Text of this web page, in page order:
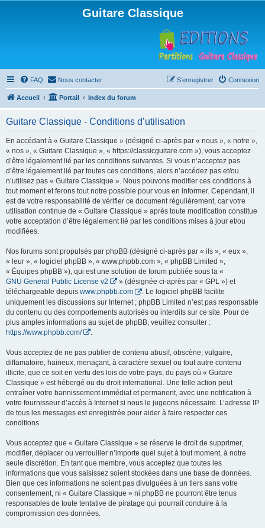
Guitare Classique
FAQ Nous contacter Connexion
S’enregistrer
Accueil Portail Index du forum
Guitare Classique - Conditions d’utilisation
En accédant à « Guitare Classique » (désigné ci-après par « nous », « notre »,
« nos », « Guitare Classique », « https://classicguitare.com »), vous acceptez
d’être légalement lié par les conditions suivantes. Si vous n’acceptez pas
d’être légalement lié par toutes ces conditions, alors n’accédez pas et/ou
n’utilisez pas « Guitare Classique ». Nous pouvons modifier ces conditions à
tout moment et ferons tout notre possible pour vous en informer. Cependant, il
est de votre responsabilité de vérifier ce document régulièrement, car votre
utilisation continue de « Guitare Classique » après toute modification constitue
votre acceptation d’être légalement lié par les conditions mises à jour et/ou
modifiées.
Nos forums sont propulsés par phpBB (désigné ci-après par « ils », « eux »,
« leur », « logiciel phpBB », « www.phpbb.com », « phpBB Limited »,
« Équipes phpBB »), qui est une solution de forum publiée sous la «
GNU General Public License v2
» (désignée ci-après par « GPL ») et
téléchargeable depuis www.phpbb.com
. Le logiciel phpBB facilite
uniquement les discussions sur Internet ; phpBB Limited n’est pas responsable
du contenu ou des comportements autorisés ou interdits sur ce site. Pour de
plus amples informations au sujet de phpBB, veuillez consulter :
https://www.phpbb.com/
Vous acceptez de ne pas publier de contenu abusif, obscène, vulgaire,
diffamatoire, haineux, menaçant, à caractère sexuel ou tout autre contenu
illicite, que ce soit en vertu des lois de votre pays, du pays où « Guitare
Classique » est hébergé ou du droit international. Une telle action peut
entraîner votre bannissement immédiat et permanent, avec une notification à
votre fournisseur d’accès à Internet si nous le jugeons nécessaire. L’adresse IP
de tous les messages est enregistrée pour aider à faire respecter ces
conditions.
Vous acceptez que « Guitare Classique » se réserve le droit de supprimer,
modifier, déplacer ou verrouiller n’importe quel sujet à tout moment, à notre
seule discrétion. En tant que membre, vous acceptez que toutes les
informations que vous saisissez soient stockées dans une base de données.
Bien que ces informations ne soient pas divulguées à un tiers sans votre
consentement, ni « Guitare Classique » ni phpBB ne pourront être tenus
responsables de toute tentative de piratage qui pourrait conduire à la
compromission des données.